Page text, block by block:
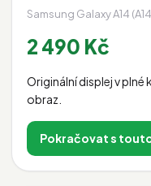
Samsung Galaxy A14
2 490 Kč
Originální displej v plné
obraz.
Pokračovat s